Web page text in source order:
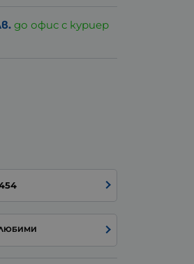
до офис с куриер